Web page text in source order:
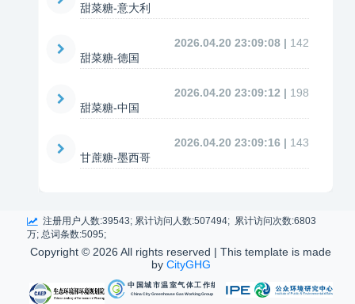
甜菜糖-意大利
2026.04.20 23:09:08 | 142
甜菜糖-德国
2026.04.20 23:09:12 | 198
甜菜糖-中国
2026.04.20 23:09:16 | 143
甘蔗糖-墨西哥
注册用户人数:39543; 累计访问人数:507494; 累计访问次数:6803
万; 总词条数:5095;
Copyright © 2026 All rights reserved | This template is made
by CityGHG
中国城市温室气体工作组
China City Greenhouse Gas Working Group